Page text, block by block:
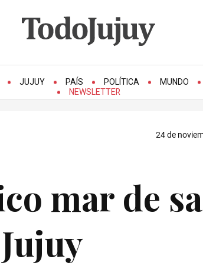
JUJUY PAÍS POLÍTICA MUNDO
NEWSLETTER
24 de
mar de